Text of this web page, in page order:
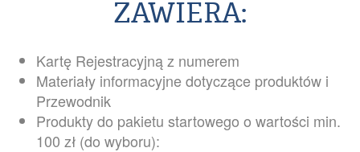
ZAWIERA:
Kartę Rejestracyjną z numerem
Materiały informacyjne dotyczące produktów i
Przewodnik
Produkty do pakietu startowego o wartości min.
100 zł (do wyboru):